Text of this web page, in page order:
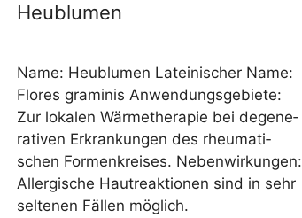
Heublumen
Name: Heu­blu­men Latei­ni­scher Name:
Flo­res gra­mi­nis Anwen­dungs­ge­bie­te:
Zur loka­len Wär­me­the­ra­pie bei dege­ne­
ra­ti­ven Erkran­kun­gen des rheu­ma­ti­
schen For­men­krei­ses. Neben­wir­kun­gen:
All­er­gi­sche Haut­re­ak­tio­nen sind in sehr
sel­te­nen Fäl­len möglich.